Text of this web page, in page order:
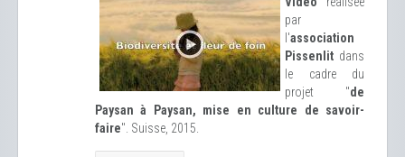
par
l'association
Pissenlit dans
le cadre du
projet "de
Paysan à Paysan, mise en culture de savoir-
faire". Suisse, 2015.